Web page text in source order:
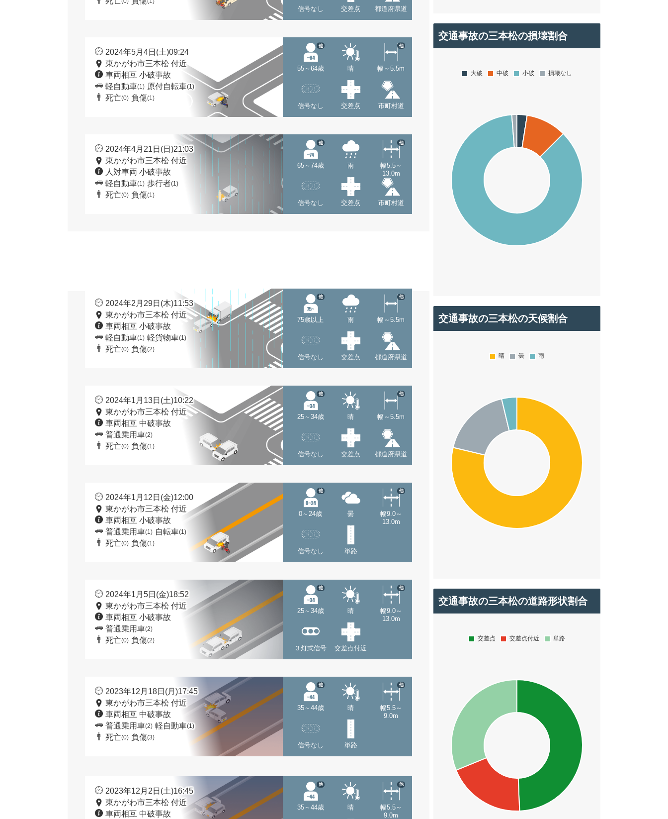
信号なし 交差点 都道府県道
2024年5月4日(土)09:24
東かがわ市三本松 付近
車両相互 小破事故
軽自動車(1) 原付自転車(1)
死亡(0) 負傷(1)
55～64歳
他
晴 幅～5.5m
他
信号なし 交差点 市町村道
2024年4月21日(日)21:03
東かがわ市三本松 付近
人対車両 小破事故
軽自動車(1) 歩行者(1)
死亡(0) 負傷(1)
65～74歳
他
雨
幅5.5～
13.0m
他
信号なし 交差点 市町村道
2024年2月29日(木)11:53
東かがわ市三本松 付近
車両相互 小破事故
軽自動車(1) 軽貨物車(1)
死亡(0) 負傷(2)
75歳以上
他
雨 幅～5.5m
他
信号なし 交差点 都道府県道
2024年1月13日(土)10:22
東かがわ市三本松 付近
車両相互 中破事故
普通乗用車(2)
死亡(0) 負傷(1)
25～34歳
他
晴 幅～5.5m
他
信号なし 交差点 都道府県道
2024年1月12日(金)12:00
東かがわ市三本松 付近
車両相互 小破事故
普通乗用車(1) 自転車(1)
死亡(0) 負傷(1)
0～24歳
他
曇
幅9.0～
13.0m
他
信号なし 単路
2024年1月5日(金)18:52
東かがわ市三本松 付近
車両相互 小破事故
普通乗用車(2)
死亡(0) 負傷(2)
25～34歳
他
晴
幅9.0～
13.0m
他
３灯式信号 交差点付近
2023年12月18日(月)17:45
東かがわ市三本松 付近
車両相互 中破事故
普通乗用車(2) 軽自動車(1)
死亡(0) 負傷(3)
35～44歳
他
晴
幅5.5～
9.0m
他
信号なし 単路
2023年12月2日(土)16:45
東かがわ市三本松 付近
車両相互 中破事故
35～44歳
他
晴
幅5.5～
9.0m
他
交通事故の三本松の損壊割合
交通事故の三本松の天候割合
交通事故の三本松の道路形状割合